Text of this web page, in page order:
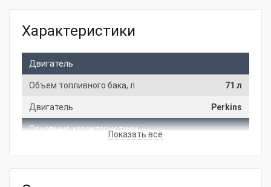
Характеристики
Двигатель
Объем топливного бака, л 71 л
Двигатель Perkins
Основные характеристики
Показать всё